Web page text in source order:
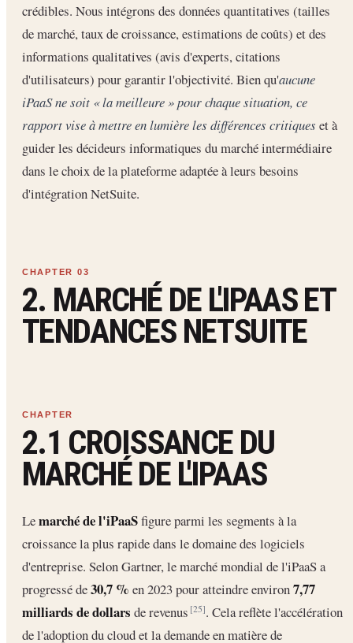
crédibles. Nous intégrons des données quantitatives (tailles
de marché, taux de croissance, estimations de coûts) et des
informations qualitatives (avis d'experts, citations
d'utilisateurs) pour garantir l'objectivité. Bien qu'aucune
iPaaS ne soit « la meilleure » pour chaque situation, ce
rapport vise à mettre en lumière les différences critiques et à
guider les décideurs informatiques du marché intermédiaire
dans le choix de la plateforme adaptée à leurs besoins
d'intégration NetSuite.
2. MARCHÉ DE L'IPAAS ET
TENDANCES NETSUITE
2.1 CROISSANCE DU
MARCHÉ DE L'IPAAS
Lemarché de l'iPaaSfigure parmi les segments à la
croissance la plus rapide dans le domaine des logiciels
d'entreprise. Selon Gartner, le marché mondial de l'iPaaS a
progressé de30,7 % en 2023 pour atteindre environ7,77
milliards de dollars de revenus[25]. Cela reflète l'accélération
de l'adoption du cloud et la demande en matière de